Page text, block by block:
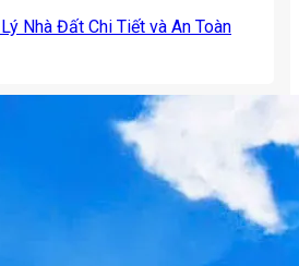
Nhà Đất Chi Tiết và An Toàn